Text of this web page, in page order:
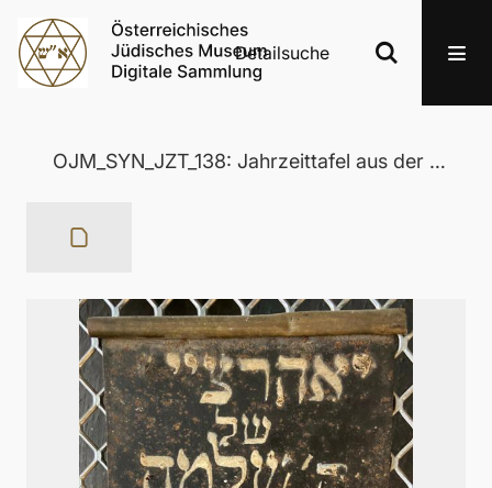
Detailsuche
OJM_SYN_JZT_138: Jahrzeittafel aus der Wertheimer Synagoge in Eisenstadt